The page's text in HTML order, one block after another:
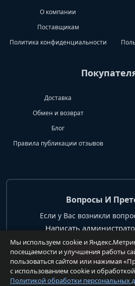
О компании
Поставщикам
Политика конфиденциальности
Доставка
Обмен и возврат
Блог
Правила публикации отзывов
Вопросы И
Если у Вас возникли
Написать
+7 904 62 99
Мы используем cookie и
посещаемости и улучшения работы
пользоваться сайтом или нажимая
с использованием cookie и
Политикой обработки персональных